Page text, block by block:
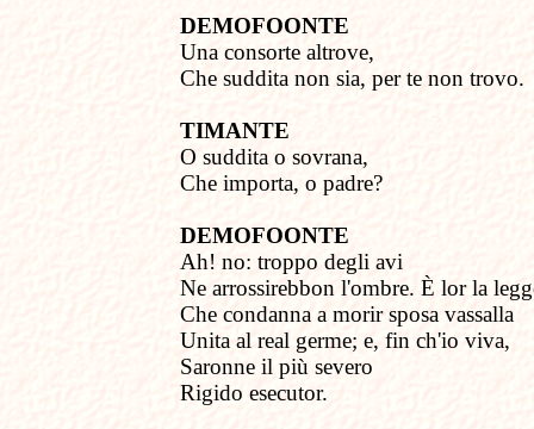
DEMOFOONTE
Una consorte altrove,
Che suddita non sia, per te non trovo.
TIMANTE
O suddita o sovrana,
Che importa, o padre?
DEMOFOONTE
Ah! no: troppo degli avi
Ne arrossirebbon l'ombre. È lor la
Che condanna a morir sposa vassalla
Unita al real germe; e, fin ch'io viva,
Saronne il più severo
Rigido esecutor.